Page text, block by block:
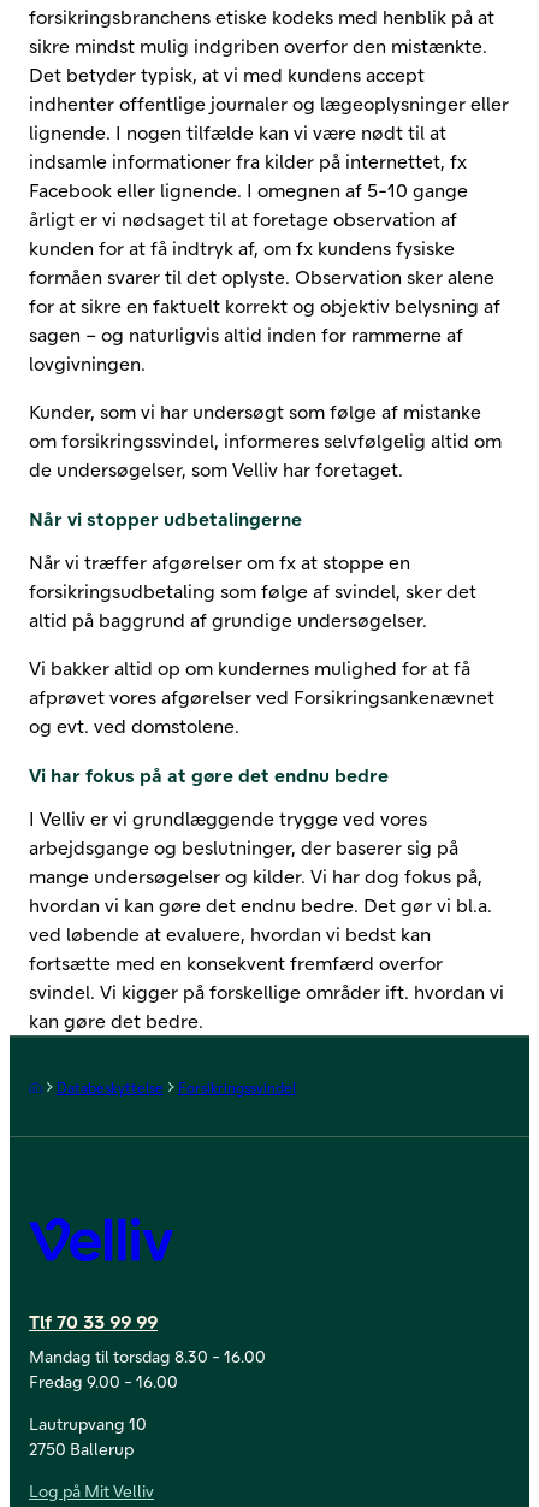
forsikringsbranchens etiske kodeks med henblik på at
sikre mindst mulig indgriben overfor den mistænkte.
Det betyder typisk, at vi med kundens accept
indhenter offentlige journaler og lægeoplysninger eller
lignende. I nogen tilfælde kan vi være nødt til at
indsamle informationer fra kilder på internettet, fx
Facebook eller lignende. I omegnen af 5-10 gange
årligt er vi nødsaget til at foretage observation af
kunden for at få indtryk af, om fx kundens fysiske
formåen svarer til det oplyste. Observation sker alene
for at sikre en faktuelt korrekt og objektiv belysning af
sagen – og naturligvis altid inden for rammerne af
lovgivningen.
Kunder, som vi har undersøgt som følge af mistanke
om forsikringssvindel, informeres selvfølgelig altid om
de undersøgelser, som Velliv har foretaget.
Når vi stopper udbetalingerne
Når vi træffer afgørelser om fx at stoppe en
forsikringsudbetaling som følge af svindel, sker det
altid på baggrund af grundige undersøgelser.
Vi bakker altid op om kundernes mulighed for at få
afprøvet vores afgørelser ved Forsikringsankenævnet
og evt. ved domstolene.
Vi har fokus på at gøre det endnu bedre
I Velliv er vi grundlæggende trygge ved vores
arbejdsgange og beslutninger, der baserer sig på
mange undersøgelser og kilder. Vi har dog fokus på,
hvordan vi kan gøre det endnu bedre. Det gør vi bl.a.
ved løbende at evaluere, hvordan vi bedst kan
fortsætte med en konsekvent fremfærd overfor
svindel. Vi kigger på forskellige områder ift. hvordan vi
kan gøre det bedre.
Forside
Databeskyttelse Forsikringssvindel
Velliv
Tlf 70 33 99 99
Mandag til torsdag 8.30 - 16.00
Fredag 9.00 - 16.00
Lautrupvang 10
2750 Ballerup
Log på Mit Velliv